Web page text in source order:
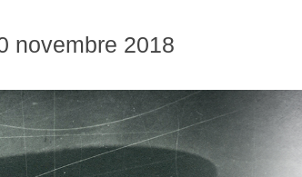
novembre 2018